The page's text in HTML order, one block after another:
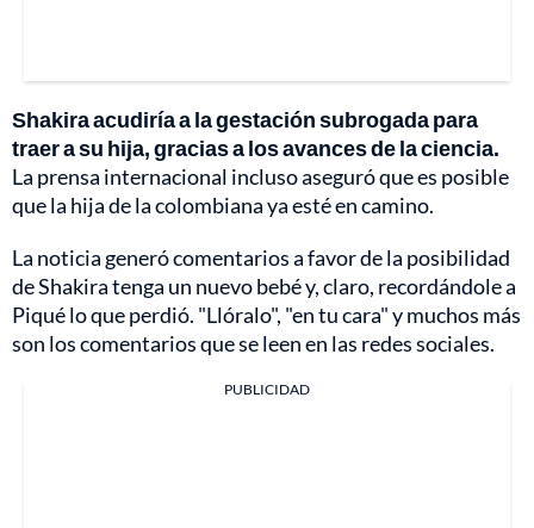
Shakira acudiría a la gestación subrogada para
traer a su hija, gracias a los avances de la ciencia.
La prensa internacional incluso aseguró que es posible
que la hija de la colombiana ya esté en camino.
La noticia generó comentarios a favor de la posibilidad
de Shakira tenga un nuevo bebé y, claro, recordándole a
Piqué lo que perdió. "Llóralo", "en tu cara" y muchos más
son los comentarios que se leen en las redes sociales.
PUBLICIDAD